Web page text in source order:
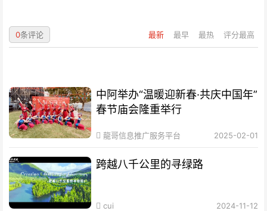
最新 最早 最热 评分最高
0条评论
中阿举办“温暖迎新春·共庆中国年”
春节庙会隆重举行
龍哥信息推广服务平台 2025-02-01
跨越八千公里的寻绿路
cui 2024-11-12